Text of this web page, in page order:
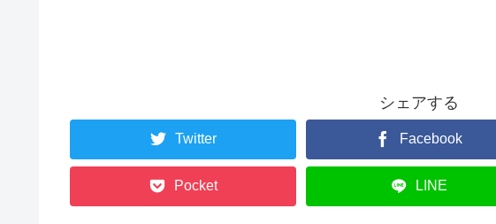
シェアする
Twitter Facebook
Pocket LINE